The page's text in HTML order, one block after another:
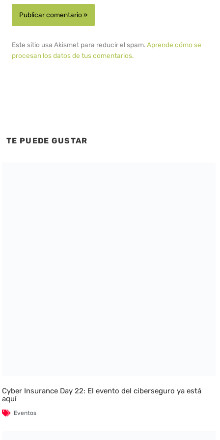
Este sitio usa Akismet para reducir el spam.Aprende cómo se
procesan los datos de tus comentarios.
TE PUEDE GUSTAR
Cyber Insurance Day 22: El evento del ciberseguro ya está
aquí
Eventos